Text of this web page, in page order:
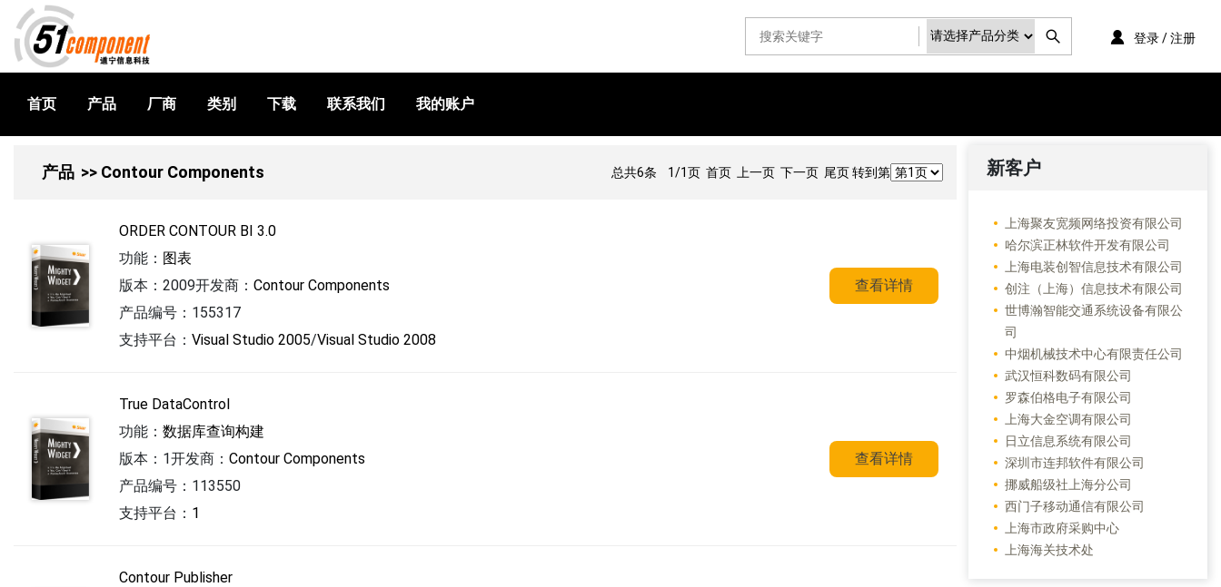
登录 / 注册
首页 产品 厂商 类别 下载 联系我们 我的账户
产品 >> Contour Components 总共6条 1/1页 首页 上一页 下一页 尾页 转到第
ORDER CONTOUR BI 3.0
功能： 图表
版本：2009开发商： Contour Components
产品编号：155317
支持平台： Visual Studio 2005/Visual Studio 2008
查看详情
True DataControl
功能： 数据库查询构建
版本：1开发商： Contour Components
产品编号：113550
支持平台： 1
查看详情
Contour Publisher
新客户
上海聚友宽频网络投资有限公司
哈尔滨正林软件开发有限公司
上海电装创智信息技术有限公司
创注（上海）信息技术有限公司
世博瀚智能交通系统设备有限公
司
中烟机械技术中心有限责任公司
武汉恒科数码有限公司
罗森伯格电子有限公司
上海大金空调有限公司
日立信息系统有限公司
深圳市连邦软件有限公司
挪威船级社上海分公司
西门子移动通信有限公司
上海市政府采购中心
上海海关技术处